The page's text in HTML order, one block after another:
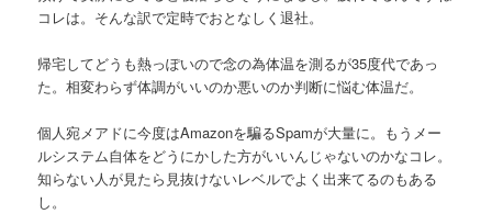
コレは。そんな訳で定時でおとなしく退社。
帰宅してどうも熱っぽいので念の為体温を測るが35度代であっ
た。相変わらず体調がいいのか悪いのか判断に悩む体温だ。
個人宛メアドに今度はAmazonを騙るSpamが大量に。もうメー
ルシステム自体をどうにかした方がいいんじゃないのかなコレ。
知らない人が見たら見抜けないレベルでよく出来てるのもある
し。